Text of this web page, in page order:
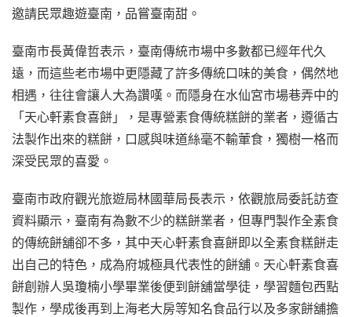
邀請民眾趣遊臺南，品嘗臺南甜。
臺南市長黃偉哲表示，臺南傳統市場中多數都已經年代久
遠，而這些老市場中更隱藏了許多傳統口味的美食，偶然地
相遇，往往會讓人大為讚嘆。而隱身在水仙宮市場巷弄中的
「天心軒素食喜餅」，是專營素食傳統糕餅的業者，遵循古
法製作出來的糕餅，口感與味道絲毫不輸葷食，獨樹一格而
深受民眾的喜愛。
臺南市政府觀光旅遊局林國華局長表示，依觀旅局委託訪查
資料顯示，臺南有為數不少的糕餅業者，但專門製作全素食
的傳統餅舖卻不多，其中天心軒素食喜餅即以全素食糕餅走
出自己的特色，成為府城極具代表性的餅舖。天心軒素食喜
餅創辦人吳瓊楠小學畢業後便到餅舖當學徒，學習麵包西點
製作，學成後再到上海老大房等知名食品行以及多家餅舖擔